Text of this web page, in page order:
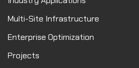
Multi-Site Infrastructure
Enterprise Optimization
Projects